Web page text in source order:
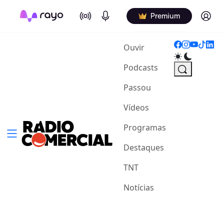
On Air Podcasts Premium Log in
Ouvir(current)
Podcasts
Passou
Vídeos
Programas
Destaques
TNT
Notícias